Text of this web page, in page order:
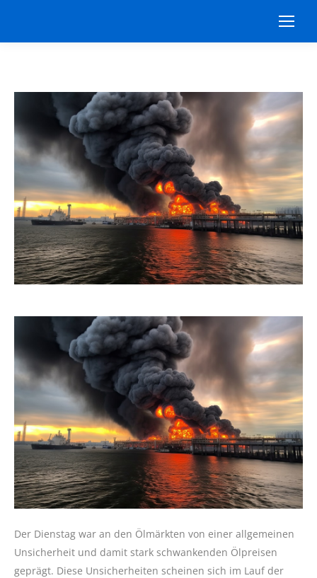
Der Dienstag war an den Ölmärkten von einer allgemeinen
Unsicherheit und damit stark schwankenden Ölpreisen
geprägt. Diese Unsicherheiten scheinen sich im Lauf der